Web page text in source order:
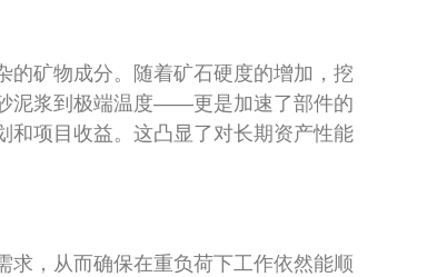
的矿物成分。随着矿石硬度的增加，挖
泥浆到极端温度——更是加速了部件的
和项目收益。这凸显了对长期资产性能
求，从而确保在重负荷下工作依然能顺